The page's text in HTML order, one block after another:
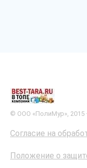
© ООО «ПолиМур», 2015
Согласие на
Положение о